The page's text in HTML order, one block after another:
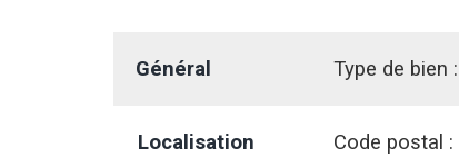
Général Type de bien :
Localisation Code postal :